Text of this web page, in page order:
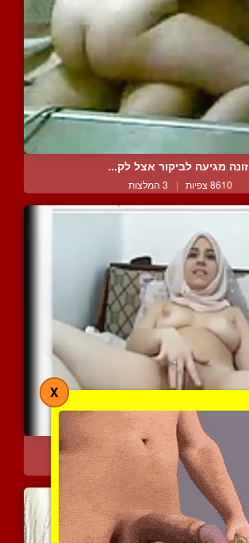
זונה מגיעה לביקור אצל לק...
8610 צפיות | 3 המלצות
מפסקת רגליים ומאוננת כשה...
8994 צפיות | 14 המלצות
X